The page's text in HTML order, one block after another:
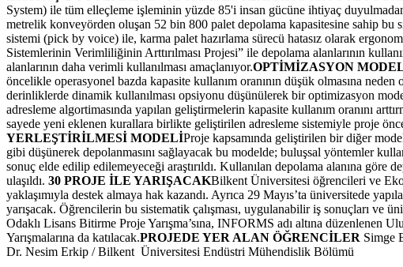
System) ile tüm elleçleme işleminin yüzde 85'i insan gücüne ihtiyaç
metrelik konveyörden oluşan 52 bin 800 palet depolama kapasitesine sahip bu
sistemi (pick by voice) ile, karma palet hazırlama sürecü hatasız olarak
Sistemlerinin Verimliliğinin Arttırılması Projesi” ile depolama alanlarının
alanlarının daha verimli kullanılması amaçlanıyor.OPTİMİZASYON
öncelikle operasyonel bazda kapasite kullanım oranının düşük olmasına
derinliklerde dinamik kullanılması opsiyonu düşünülerek bir optimizasyon
adresleme algortimasında yapılan geliştirmelerin kapasite kullanım oranını
sayede yeni eklenen kurallara birlikte geliştirilen adresleme sistemiyle proje
YERLEŞTİRİLMESİ MODELİProje kapsamında geliştirilen bir diğer
gibi düşünerek depolanmasını sağlayacak bu modelde; buluşsal yöntemler
sonuç elde edilip edilemeyeceği araştırıldı. Kullanılan depolama alanına göre
ulaşıldı. 30 PROJE İLE YARIŞACAKBilkent Üniversitesi öğrencileri ve
yaklaşımıyla destek almaya hak kazandı. Ayrıca 29 Mayıs’ta üniversitede
yarışacak. Öğrencilerin bu sistematik çalışması, uygulanabilir iş sonuçları ve
Odaklı Lisans Bitirme Proje Yarışma’sına, INFORMS adı altına düzenlenen
Yarışmalarına da katılacak.PROJEDE YER ALAN ÖĞRENCİLER Simge
Dr. Nesim Erkip / Bilkent Üniversitesi Endüstri Mühendislik Bölümü